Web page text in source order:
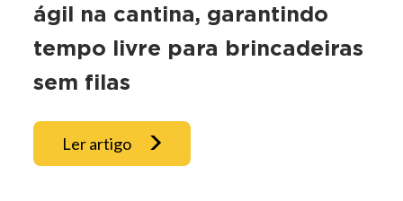
ágil na cantina, garantindo
tempo livre para brincadeiras
sem filas
Ler artigo